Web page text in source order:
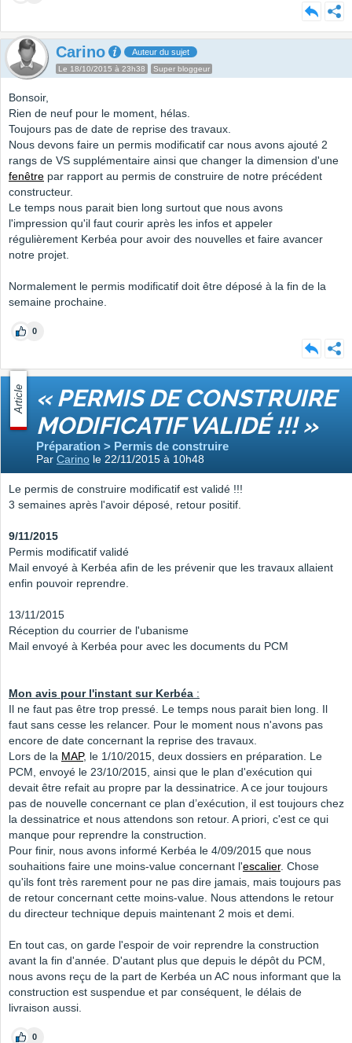
Carino Auteur du sujet
Le 18/10/2015 à 23h38 Super bloggeur
Bonsoir,
Rien de neuf pour le moment, hélas.
Toujours pas de date de reprise des travaux.
Nous devons faire un permis modificatif car nous avons ajouté 2
rangs de VS supplémentaire ainsi que changer la dimension d'une
fenêtre par rapport au permis de construire de notre précédent
constructeur.
Le temps nous parait bien long surtout que nous avons
l'impression qu'il faut courir après les infos et appeler
régulièrement Kerbéa pour avoir des nouvelles et faire avancer
notre projet.
Normalement le permis modificatif doit être déposé à la fin de la
semaine prochaine.
0
Article « PERMIS DE CONSTRUIRE
MODIFICATIF VALIDÉ !!! »
Préparation > Permis de construire
Par Carino le 22/11/2015 à 10h48
Le permis de construire modificatif est validé !!!
3 semaines après l'avoir déposé, retour positif.
9/11/2015
Permis modificatif validé
Mail envoyé à Kerbéa afin de les prévenir que les travaux allaient
enfin pouvoir reprendre.
13/11/2015
Réception du courrier de l'ubanisme
Mail envoyé à Kerbéa pour avec les documents du PCM
Mon avis pour l'instant sur Kerbéa :
Il ne faut pas être trop pressé. Le temps nous parait bien long. Il
faut sans cesse les relancer. Pour le moment nous n'avons pas
encore de date concernant la reprise des travaux.
Lors de la MAP, le 1/10/2015, deux dossiers en préparation. Le
PCM, envoyé le 23/10/2015, ainsi que le plan d'exécution qui
devait être refait au propre par la dessinatrice. A ce jour toujours
pas de nouvelle concernant ce plan d’exécution, il est toujours chez
la dessinatrice et nous attendons son retour. A priori, c'est ce qui
manque pour reprendre la construction.
Pour finir, nous avons informé Kerbéa le 4/09/2015 que nous
souhaitions faire une moins-value concernant l'escalier. Chose
qu'ils font très rarement pour ne pas dire jamais, mais toujours pas
de retour concernant cette moins-value. Nous attendons le retour
du directeur technique depuis maintenant 2 mois et demi.
En tout cas, on garde l'espoir de voir reprendre la construction
avant la fin d'année. D'autant plus que depuis le dépôt du PCM,
nous avons reçu de la part de Kerbéa un AC nous informant que la
construction est suspendue et par conséquent, le délais de
livraison aussi.
0